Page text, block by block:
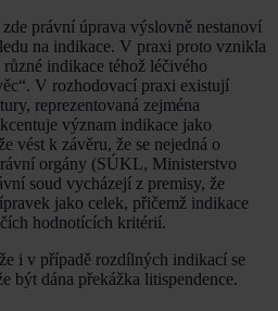
právní úprava výslovně nestanoví
na indikace. V praxi proto vznikla
indikace téhož léčivého
V rozhodovací praxi existují
reprezentovaná zejména
význam indikace jako
vést k závěru, že se nejedná o
orgány (SÚKL, Ministerstvo
soud vycházejí z premisy, že
jako celek, přičemž indikace
hodnotících kritérií.
i v případě rozdílných indikací se
být dána překážka litispendence.